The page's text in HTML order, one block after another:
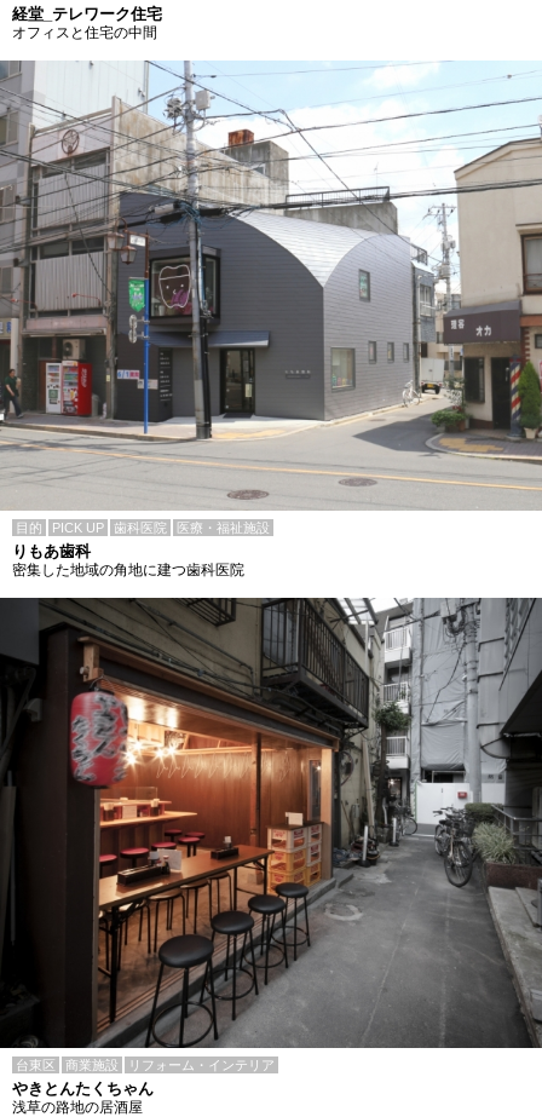
経堂_テレワーク住宅
オフィスと住宅の中間
目的 PICK UP 歯科医院 医療・福祉施設
りもあ歯科
密集した地域の角地に建つ歯科医院
台東区 商業施設 リフォーム・インテリア
やきとんたくちゃん
浅草の路地の居酒屋